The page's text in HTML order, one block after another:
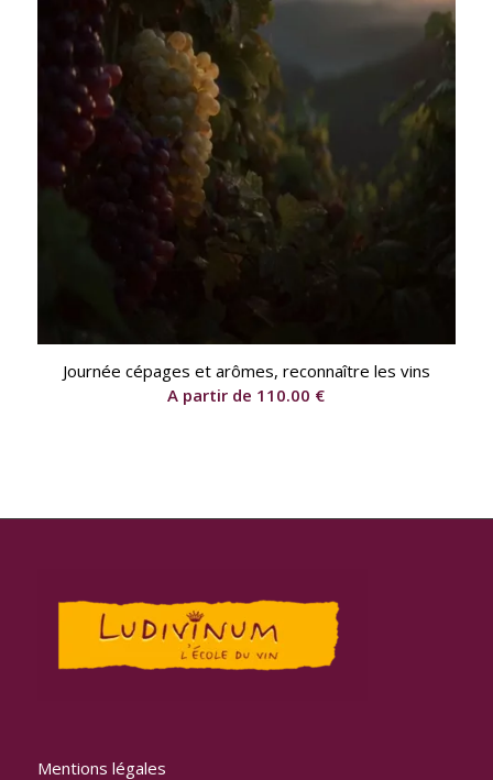
Journée cépages et arômes, reconnaître les vins
A partir de 110.00 €
Mentions légales